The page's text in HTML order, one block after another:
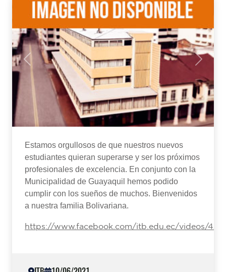
Previous Next
Estamos orgullosos de que nuestros nuevos
estudiantes quieran superarse y ser los próximos
profesionales de excelencia. En conjunto con la
Municipalidad de Guayaquil hemos podido
cumplir con los sueños de muchos. Bienvenidos
a nuestra familia Bolivariana.
https://www.facebook.com/itb.edu.ec/videos/